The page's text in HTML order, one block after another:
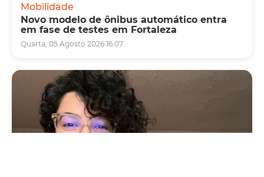
Mobilidade
Novo modelo de ônibus automático entra
em fase de testes em Fortaleza
Quarta, 05 Agosto 2026 16:07